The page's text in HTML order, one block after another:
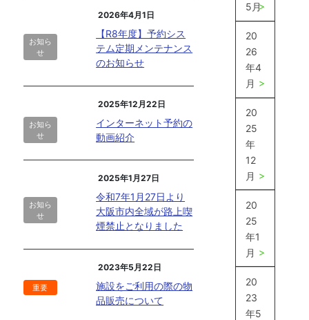
お知ら
せ
2026年4月1日
【R8年度】予約シス
テム定期メンテナンス
のお知らせ
お知ら
せ
2025年12月22日
インターネット予約の
動画紹介
お知ら
せ
2025年1月27日
令和7年1月27日より
大阪市内全域が路上喫
煙禁止となりました
重要
2023年5月22日
施設をご利用の際の物
品販売について
5月
20
26
年4
月
20
25
年
12
月
20
25
年1
月
20
23
年5